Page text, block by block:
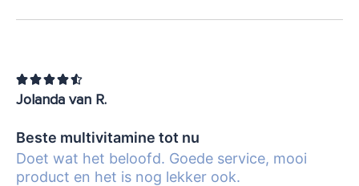

Jolanda van R.
Beste multivitamine tot nu
Doet wat het beloofd. Goede service, mooi
product en het is nog lekker ook.